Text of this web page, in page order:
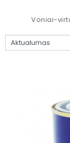
Voniai-